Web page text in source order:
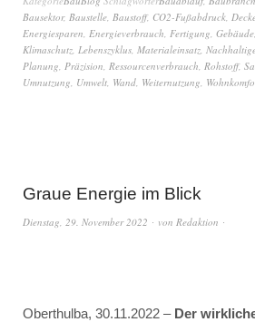
Bausektor, Baustelle, Baustoff, CO2-Fußabdruck,
Energiesparen, Energieverbrauch, Fertigung, Gebäude,
Klimaschutz, Lebenszyklus, Materialeinsatz,
Planung, Präzision, Ressourcenverbrauch, Rohstoff,
Umnutzung, Umwelt, Wand, Weiternutzung,
Graue Energie im Blick
Dienstag, 29. November 2022 von Redaktion
Oberthulba, 30.11.2022 – Der